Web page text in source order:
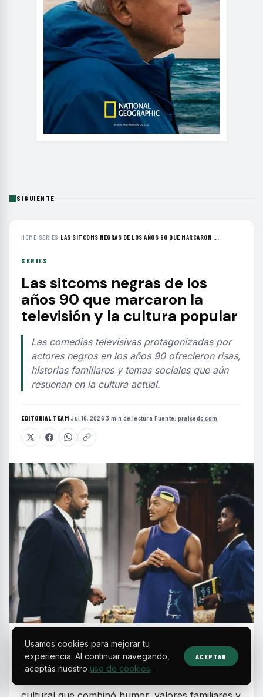
SIGUIENTE
HOME› SERIES ›LAS SITCOMS NEGRAS DE LOS AÑOS 90 QUE MARCARON ...
SERIES
Las sitcoms negras de los
años 90 que marcaron la
televisión y la cultura popular
Las comedias televisivas protagonizadas por
actores negros en los años 90 ofrecieron risas,
historias familiares y temas sociales que aún
resuenan en la cultura actual.
EDITORIAL TEAM·Jul 16, 2026·3 min de lectura·Fuente: praisedc.com
E n la década de los 90, las sitcoms
protagonizadas por actores y comunidades
Usamos cookies para mejorar tu
experiencia. Al continuar navegando,
aceptás nuestro uso de cookies.
ACEPTAR